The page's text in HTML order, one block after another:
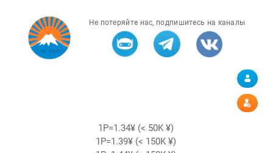
Не потеряйте нас, подпишитесь на каналы
1Р=1.34¥ (< 50K ¥)
1Р=1.39¥ (< 150K ¥)